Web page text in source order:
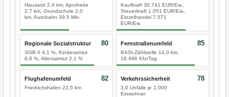
Hausarzt 2,4 km, Apotheke
2,7 km, Grundschule 2,0
km, Autobahn 39,5 Min.
Kaufkraft 30.741 EUR/Ew.,
Steuerkraft 1.051 EUR/Ew.,
Einzelhandel 7.571
EUR/Ew.
Regionale Sozialstruktur
SGB II 4,1 %, Kinderarmut
6,6 %, Altersarmut 2,1 %
80 Fernstraßenumfeld
BASt-Zählstelle 14,0 km,
18.496 Kfz/Tag
85
Flughafenumfeld
Friedrichshafen 22,5 km
82 Verkehrssicherheit
3,0 Unfälle je 1.000
Einwohner
78